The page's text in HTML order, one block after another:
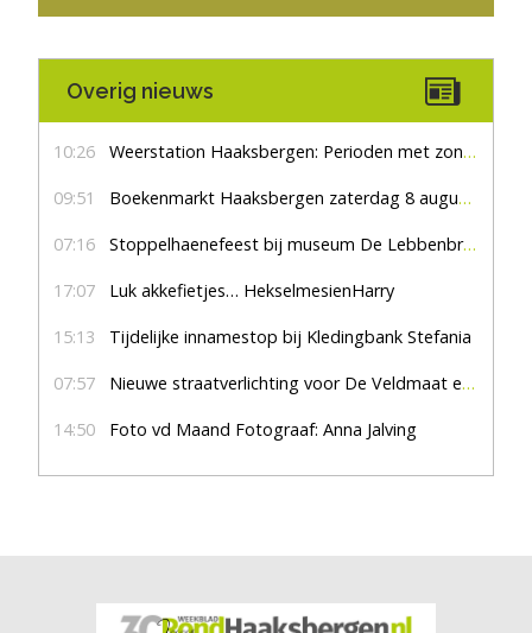
Overig nieuws
10:26 Weerstation Haaksbergen: Perioden met zon en droog
09:51 Boekenmarkt Haaksbergen zaterdag 8 augustus, marktplein Haaksbergen
07:16 Stoppelhaenefeest bij museum De Lebbenbrugge
17:07 Luk akkefietjes… HekselmesienHarry
15:13 Tijdelijke innamestop bij Kledingbank Stefania
07:57 Nieuwe straatverlichting voor De Veldmaat en De Pas
14:50 Foto vd Maand Fotograaf: Anna Jalving